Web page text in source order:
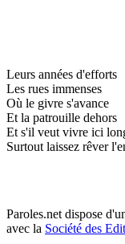
Leurs années d'efforts
Les rues immenses
Où le givre s'avance
Et la patrouille dehors
Et s'il veut vivre ici
Surtout laissez rêver
Paroles.net dispose
avec la Société des